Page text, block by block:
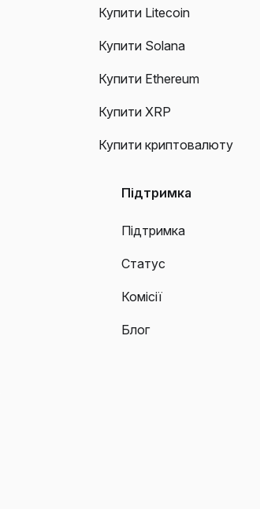
Купити Litecoin
Купити Solana
Купити Ethereum
Купити XRP
Купити криптовалюту
Підтримка
Підтримка
Статус
Комісії
Блог